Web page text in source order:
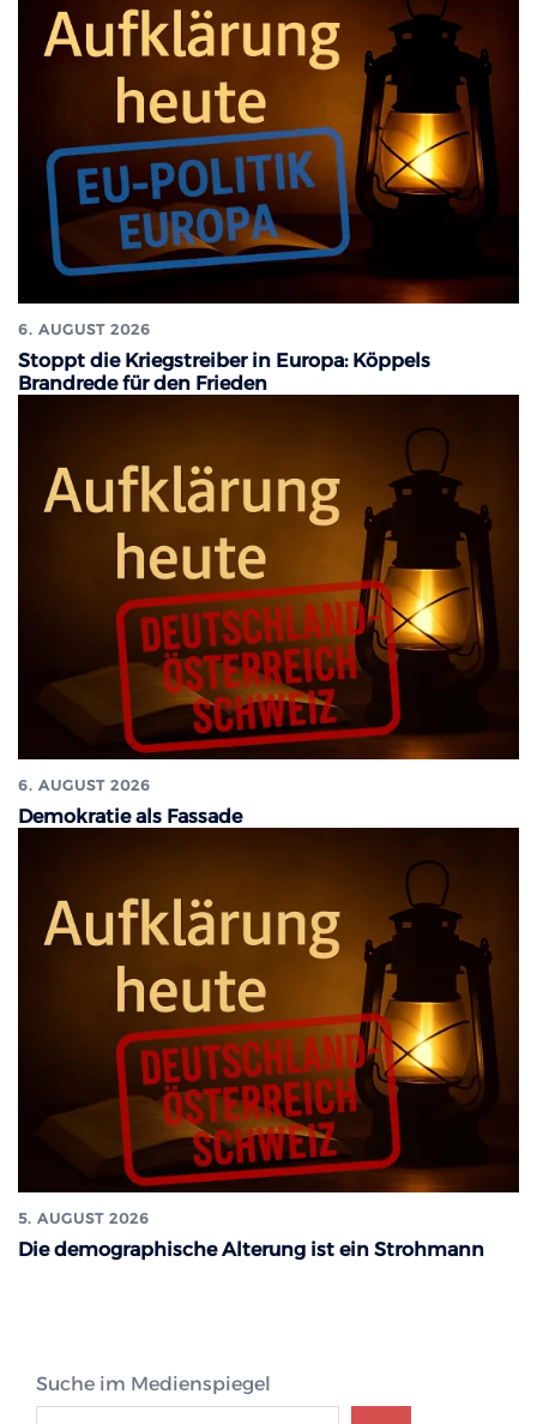
6. AUGUST 2026
Stoppt die Kriegstreiber in Europa: Köppels
Brandrede für den Frieden
6. AUGUST 2026
Demokratie als Fassade
5. AUGUST 2026
Die demographische Alterung ist ein Strohmann
Suche im Medienspiegel